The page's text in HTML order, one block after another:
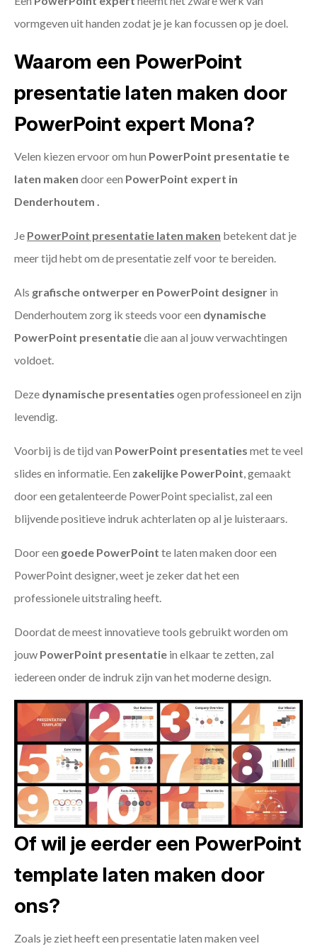
vormgeven uit handen zodat je je kan focussen op je doel.
Waarom een PowerPoint
presentatie laten maken door
PowerPoint expert Mona?
Velen kiezen ervoor om hun PowerPoint presentatie te
laten maken door een PowerPoint expert in
Denderhoutem .
Je PowerPoint presentatie laten maken betekent dat je
meer tijd hebt om de presentatie zelf voor te bereiden.
Als grafische ontwerper en PowerPoint designer in
Denderhoutem zorg ik steeds voor een dynamische
PowerPoint presentatiedie aan al jouw verwachtingen
voldoet.
Deze dynamische presentaties ogen professioneel en zijn
levendig.
Voorbij is de tijd van PowerPoint presentaties met te veel
slides en informatie. Een zakelijke PowerPoint, gemaakt
door een getalenteerde PowerPoint specialist, zal een
blijvende positieve indruk achterlaten op al je luisteraars.
Door een goede PowerPoint te laten maken door een
PowerPoint designer, weet je zeker dat het een
professionele uitstraling heeft.
Doordat de meest innovatieve tools gebruikt worden om
jouw PowerPoint presentatie in elkaar te zetten, zal
iedereen onder de indruk zijn van het moderne design.
Of wil je eerder een PowerPoint
template laten maken door
ons?
Zoals je ziet heeft een presentatie laten maken veel